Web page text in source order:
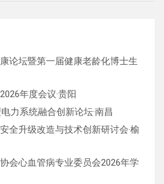
论坛暨第一届健康老龄化博士生
年度会议·贵阳
力系统融合创新论坛·南昌
全升级改造与技术创新研讨会·榆
会心血管病专业委员会2026年学